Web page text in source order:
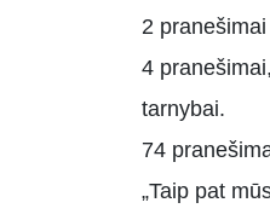
2
4
tarnybai.
74
„Taip pat